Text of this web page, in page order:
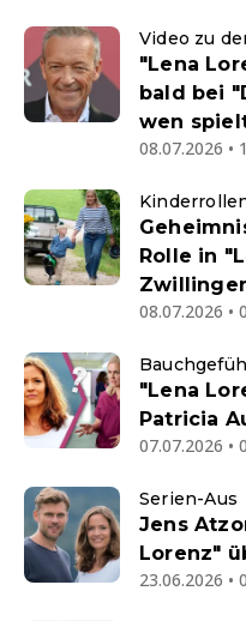
Video zu
"Lena
bald bei
wen
08.07.2026 •
Rolle in
08.07.2026 •
"Lena
Patricia
07.07.2026 •
Serien-Aus
Jens
Lorenz"
23.06.2026 •